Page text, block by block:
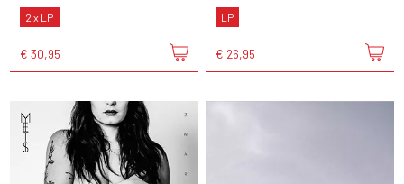
2 x LP
€ 30,95
LP
€ 26,95